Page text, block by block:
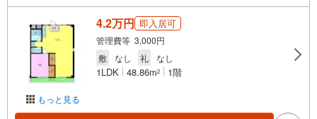
もっと見る
4.2万円 即入居可
管理費等 3,000円
敷
なし 礼 なし
1LDK 48.86m2 1階